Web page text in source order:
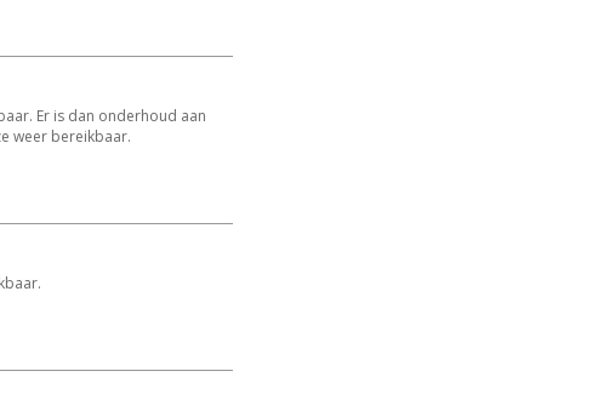
Er is dan onderhoud aan
weer bereikbaar.